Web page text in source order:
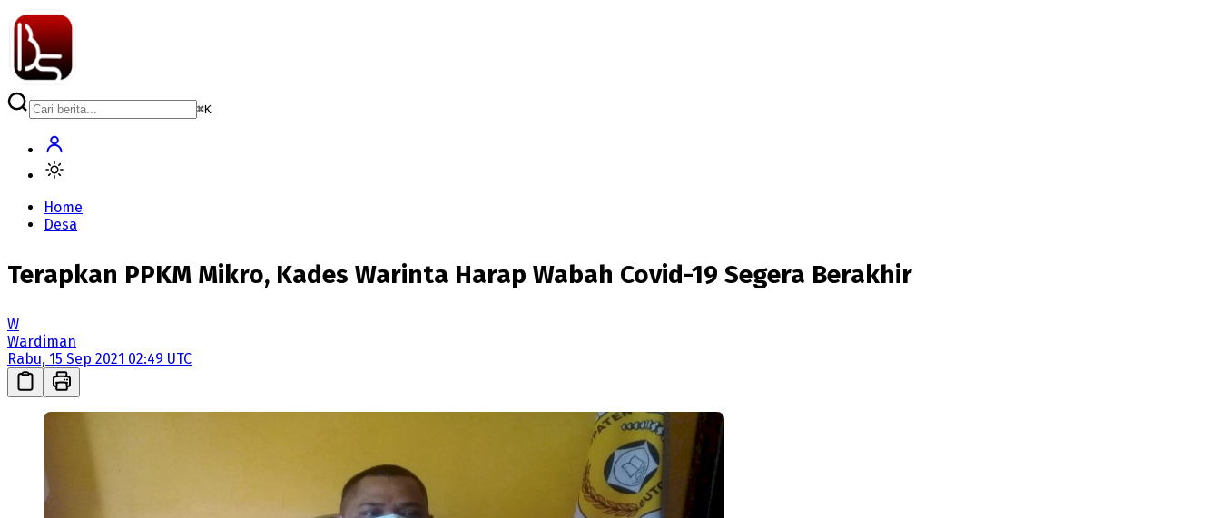
⌘K
Home
Desa
Terapkan PPKM Mikro, Kades Warinta Harap Wabah Covid-19 Segera Berakhir
W
Wardiman
Rabu, 15 Sep 2021 02:49 UTC